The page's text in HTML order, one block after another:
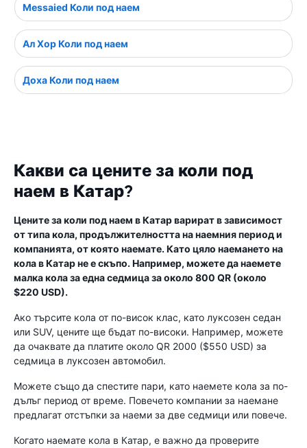
Messaied Коли под наем
Ал Хор Коли под наем
Доха Коли под наем
Какви са цените за коли под
наем в Катар?
Цените за коли под наем в Катар варират в зависимост
от типа кола, продължителността на наемния период и
компанията, от която наемате. Като цяло наемането на
кола в Катар не е скъпо. Например, можете да наемете
малка кола за една седмица за около 800 QR (около
$220 USD).
Ако търсите кола от по-висок клас, като луксозен седан
или SUV, цените ще бъдат по-високи. Например, можете
да очаквате да платите около QR 2000 ($550 USD) за
седмица в луксозен автомобил.
Можете също да спестите пари, като наемете кола за по-
дълъг период от време. Повечето компании за наемане
предлагат отстъпки за наеми за две седмици или повече.
Когато наемате кола в Катар, е важно да проверите